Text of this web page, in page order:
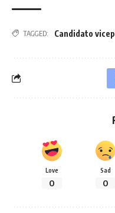
TAGGED: Candidato
Love
0
Sad
0